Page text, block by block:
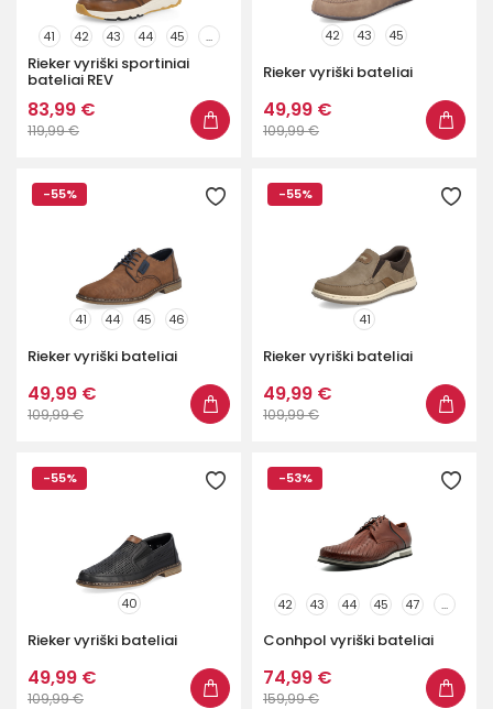
41 42 43 44 45 ...
Rieker vyriški sportiniai
bateliai REV
83,99 €
119,99 €
42 43 45
Rieker vyriški bateliai
49,99 €
109,99 €
-55%
41 44 45 46
Rieker vyriški bateliai
49,99 €
109,99 €
-55%
41
Rieker vyriški bateliai
49,99 €
109,99 €
-55%
40
Rieker vyriški bateliai
49,99 €
109,99 €
-53%
42 43 44 45 47 ...
Conhpol vyriški bateliai
74,99 €
159,99 €